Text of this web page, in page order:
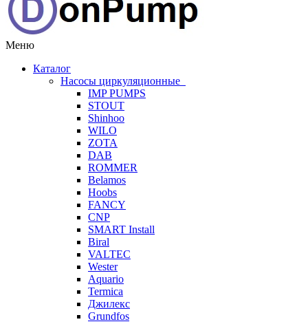
Меню
Каталог
Насосы циркуляционные
IMP PUMPS
STOUT
Shinhoo
WILO
ZOTA
DAB
ROMMER
Belamos
Hoobs
FANCY
CNP
SMART Install
Biral
VALTEC
Wester
Aquario
Termica
Джилекс
Grundfos